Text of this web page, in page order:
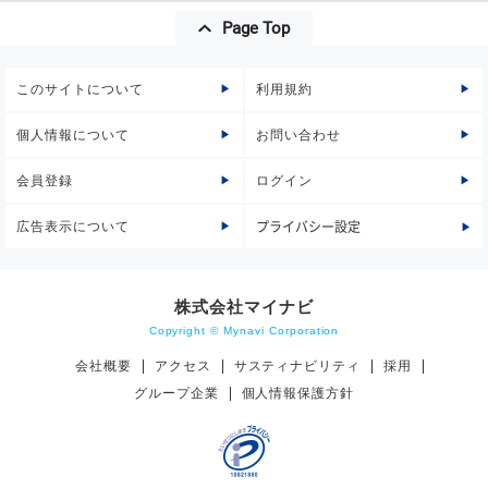
Page Top
このサイトについて 利用規約
個人情報について お問い合わせ
会員登録 ログイン
広告表示について プライバシー設定
株式会社マイナビ
Copyright © Mynavi Corporation
会社概要 アクセス サスティナビリティ
採用
グループ企業
個人情報保護方針